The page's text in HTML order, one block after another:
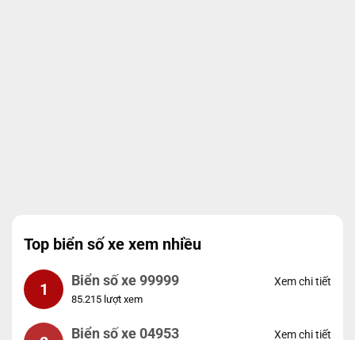
Top biển số xe xem nhiều
1 Biển số xe 99999
85.215 lượt xem
Xem chi tiết
Biển số xe 04953 Xem chi tiết